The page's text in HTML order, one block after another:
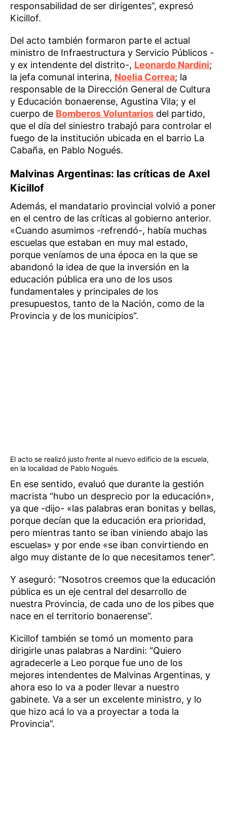
responsabilidad de ser dirigentes”, expresó
Kicillof.
Del acto también formaron parte el actual
ministro de Infraestructura y Servicio Públicos -
y ex intendente del distrito-, Leonardo Nardini;
la jefa comunal interina, Noelia Correa; la
responsable de la Dirección General de Cultura
y Educación bonaerense, Agustina Vila; y el
cuerpo de Bomberos Voluntarios del partido,
que el día del siniestro trabajó para controlar el
fuego de la institución ubicada en el barrio La
Cabaña, en Pablo Nogués.
Malvinas Argentinas: las críticas de Axel
Kicillof
Además, el mandatario provincial volvió a poner
en el centro de las críticas al gobierno anterior.
«Cuando asumimos -refrendó-, había muchas
escuelas que estaban en muy mal estado,
porque veníamos de una época en la que se
abandonó la idea de que la inversión en la
educación pública era uno de los usos
fundamentales y principales de los
presupuestos, tanto de la Nación, como de la
Provincia y de los municipios”.
El acto se realizó justo frente al nuevo edificio de la escuela,
en la localidad de Pablo Nogués.
En ese sentido, evaluó que durante la gestión
macrista “hubo un desprecio por la educación»,
ya que -dijo- «las palabras eran bonitas y bellas,
porque decían que la educación era prioridad,
pero mientras tanto se iban viniendo abajo las
escuelas» y por ende «se iban convirtiendo en
algo muy distante de lo que necesitamos tener”.
Y aseguró: “Nosotros creemos que la educación
pública es un eje central del desarrollo de
nuestra Provincia, de cada uno de los pibes que
nace en el territorio bonaerense”.
Kicillof también se tomó un momento para
dirigirle unas palabras a Nardini: “Quiero
agradecerle a Leo porque fue uno de los
mejores intendentes de Malvinas Argentinas, y
ahora eso lo va a poder llevar a nuestro
gabinete. Va a ser un excelente ministro, y lo
que hizo acá lo va a proyectar a toda la
Provincia”.